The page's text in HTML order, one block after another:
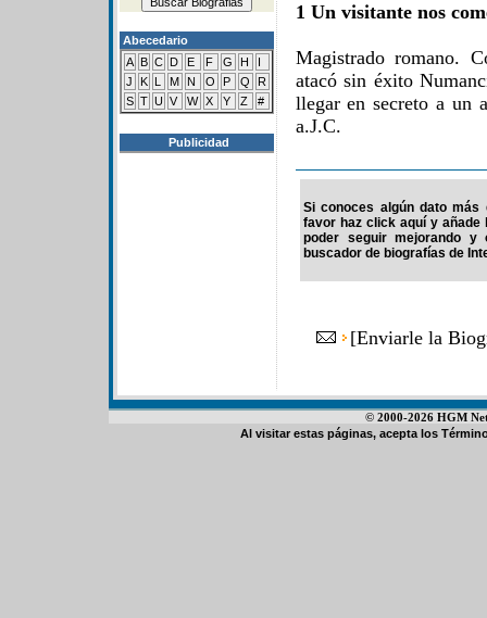
Abecedario
A B C D E F G H
I
J
K L M N O P Q
R
S T U V W X Y Z #
Publicidad
1 Un visitante nos
Magistrado romano.
atacó sin éxito
llegar en secreto a un
a.J.C.
Si conoces algún dato más
favor haz click aquí y
poder seguir mejorando y
buscador de biografías de
[Enviarle la
© 2000-2026 HGM
Al visitar estas páginas, acepta los